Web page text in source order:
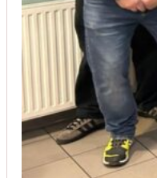
In der Regel empfehlen
Du suchst einen
erwarten dich spannende
Entwicklungsmöglichkeiten.